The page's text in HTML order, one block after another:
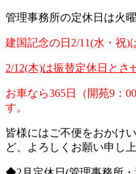
管理事務所の定休日は火
建国記念の日2/11(水・祝)
2/12(木)は振替定休日とさ
お車なら365日（開苑9：
す。
皆様にはご不便をおかけ
ど、よろしくお願い申し上